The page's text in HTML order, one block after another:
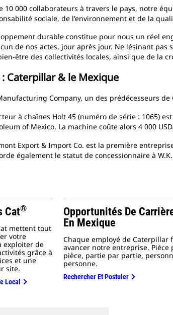
10 000 collaborateurs à travers le pays, notre
sociale, de l'environnement et de la
durable constitue pour nous un réel
de nos actes, jour après jour. Ne lésinant
être des collectivités locales, ainsi que de la
Caterpillar & le Mexique
Company, un des prédécesseurs
à chaînes Holt 45 (numéro de série : 1065)
of Mexico. La machine coûte alors 4 000 USD.
Export & Import Co. est la première
également le statut de concessionnaire à
Cat®
mettent tout
votre
exploiter de
grâce à
et une
site.
Local
Opportunités De
En Mexique
Chaque employé de Caterpillar
avancer notre entreprise. Pièce
pièce, partie par partie,
personne.
Rechercher Et Postuler